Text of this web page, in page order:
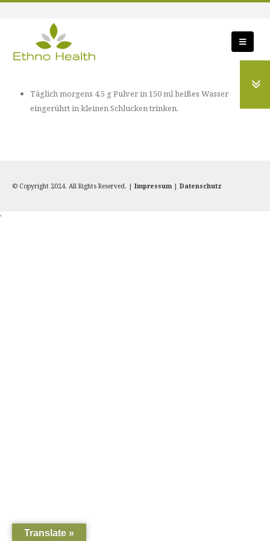
Täglich morgens 4,5 g Pulver in 150 ml heißes Wasser
eingerührt in kleinen Schlucken trinken.
© Copyright 2024. All Rights Reserved. | Impressum | Datenschutz
'
Translate »